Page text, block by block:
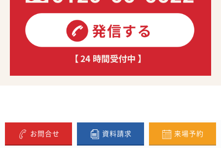
お問合せ 資料請求 来場予約